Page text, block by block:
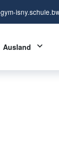
Dropdown
Ausland